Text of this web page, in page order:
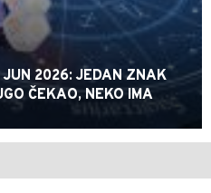
2026: JEDAN ZNAK
ČEKAO, NEKO IMA